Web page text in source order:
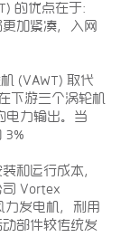
的优点在于：
加紧凑，入网
(VAWT) 取代
下游三个涡轮机
电力输出。当
3%
和运行成本，
司 Vortex
力发电机，利用
部件较传统发